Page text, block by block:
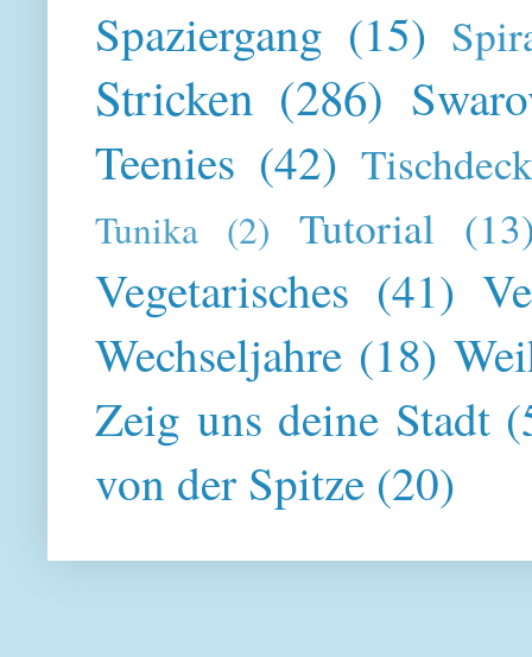
Spaziergang (15)
Stricken (286)
Teenies (42)
Tunika (2) Tutorial
Vegetarisches (41)
Wechseljahre (18)
Zeig uns deine Stadt
von der Spitze (20)